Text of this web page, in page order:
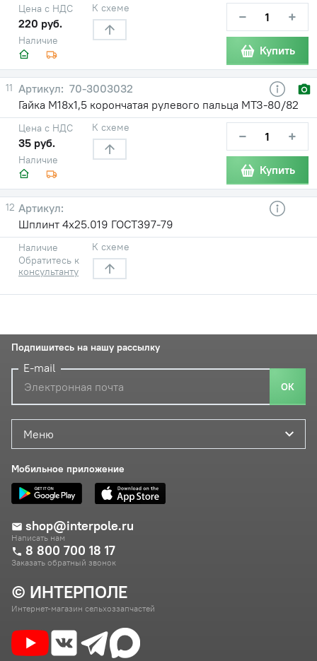
Наличие
Цена с НДС
220 руб.
К схеме − +
Купить
11
70-3003032
Гайка М18х1,5 корончатая рулевого пальца МТЗ-80/82
Наличие
Цена с НДС
35 руб.
К схеме − +
Купить
12
Шплинт 4х25.019 ГОСТ397-79
Наличие
Обратитесь к
консультанту
К схеме
© ИНТЕРПОЛЕ
Интернет-магазин сельхоззапчастей
Меню
Мобильное приложение
shop@interpole.ru
Написать нам
8 800 700 18 17
Заказать обратный звонок
Подпишитесь на нашу рассылку
E-mail
ОК